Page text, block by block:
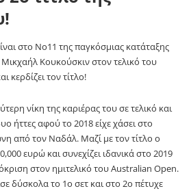
στο Νο11 της παγκόσμιας κατάταξης
Μικχαήλ Κουκούσκιν στον τελικό του
κερδίζει τον τίτλο!
νίκη της καριέρας του σε τελικό και
ήττες αφού το 2018 είχε χάσει στο
από τον Ναδάλ. Μαζί με τον τίτλο ο
ευρώ και συνεχίζει ιδανικά στο 2019
στον ημιτελικό του Australian Open.
δύσκολα το 1ο σετ και στο 2ο πέτυχε